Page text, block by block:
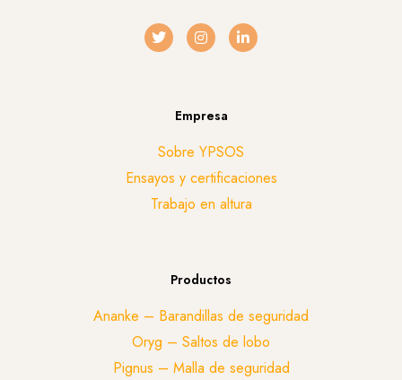
Empresa
Sobre YPSOS
Ensayos y certificaciones
Trabajo en altura
Productos
Ananke – Barandillas de seguridad
Oryg – Saltos de lobo
Pignus – Malla de seguridad